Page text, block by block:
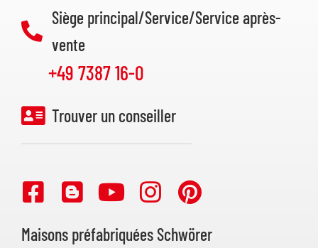
Siège principal/Service/Service après-
vente
+49 7387 16-0
Trouver un conseiller
Maisons préfabriquées Schwörer